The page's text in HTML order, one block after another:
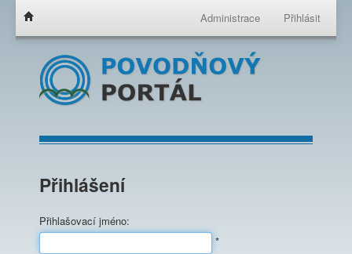
Administrace Přihlásit
Přihlášení
Přihlašovací jméno:
*